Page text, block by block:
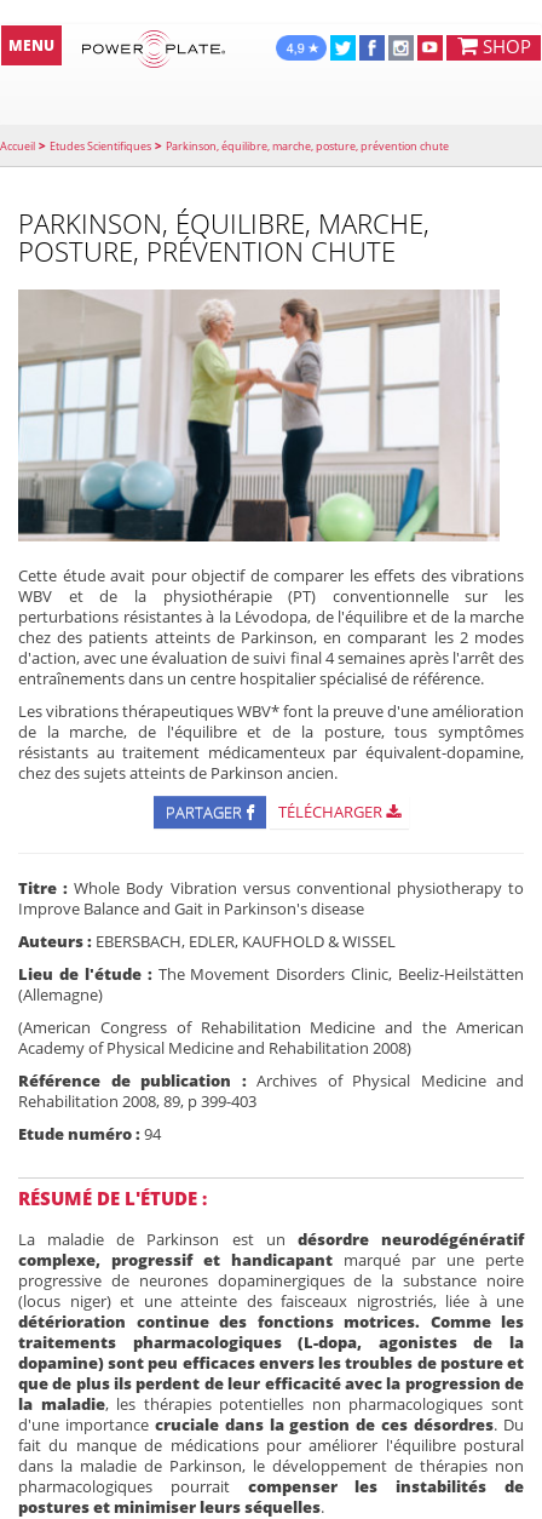
SHOP
MENU
Accueil > Etudes Scientifiques > Parkinson, équilibre, marche, posture, prévention chute
PARKINSON, ÉQUILIBRE, MARCHE,
POSTURE, PRÉVENTION CHUTE
Cette étude avait pour objectif de comparer les effets des vibrations
WBV et de la physiothérapie (PT) conventionnelle sur les
perturbations résistantes à la Lévodopa, de l'équilibre et de la marche
chez des patients atteints de Parkinson, en comparant les 2 modes
d'action, avec une évaluation de suivi final 4 semaines après l'arrêt des
entraînements dans un centre hospitalier spécialisé de référence.
Les vibrations thérapeutiques WBV* font la preuve d'une amélioration
de la marche, de l'équilibre et de la posture, tous symptômes
résistants au traitement médicamenteux par équivalent-dopamine,
chez des sujets atteints de Parkinson ancien.
PARTAGER
TÉLÉCHARGER
Titre : Whole Body Vibration versus conventional physiotherapy to
Improve Balance and Gait in Parkinson's disease
Auteurs : EBERSBACH, EDLER, KAUFHOLD & WISSEL
Lieu de l'étude :The Movement Disorders Clinic, Beeliz-Heilstätten
(Allemagne)
(American Congress of Rehabilitation Medicine and the American
Academy of Physical Medicine and Rehabilitation 2008)
Référence de publication :Archives of Physical Medicine and
Rehabilitation 2008, 89, p 399-403
Etude numéro :94
RÉSUMÉ DE L'ÉTUDE :
La maladie de Parkinson est un désordre neurodégénératif
complexe, progressif et handicapant marqué par une perte
progressive de neurones dopaminergiques de la substance noire
(locus niger) et une atteinte des faisceaux nigrostriés, liée à une
détérioration continue des fonctions motrices. Comme les
traitements pharmacologiques (L-dopa, agonistes de la
dopamine) sont peu efficaces envers les troubles de posture et
que de plus ils perdent de leur efficacité avec la progression de
la maladie, les thérapies potentielles non pharmacologiques sont
d'une importance cruciale dans la gestion de ces désordres. Du
fait du manque de médications pour améliorer l'équilibre postural
dans la maladie de Parkinson, le développement de thérapies non
pharmacologiques pourrait compenser les instabilités de
postures et minimiser leurs séquelles.